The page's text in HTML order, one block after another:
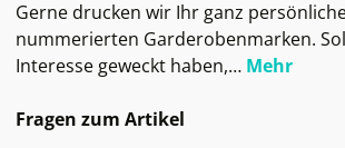
Gerne drucken wir Ihr ganz
nummerierten Garderobenmarken.
Interesse geweckt haben,… Mehr
Fragen zum Artikel